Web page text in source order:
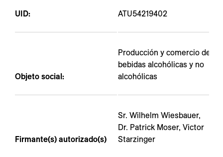
---
UID: ATU54219402
Objeto social:
Producción y comercio de
bebidas alcohólicas y no
alcohólicas
Firmante(s) autorizado(s)
Sr. Wilhelm Wiesbauer,
Dr. Patrick Moser, Victor
Starzinger